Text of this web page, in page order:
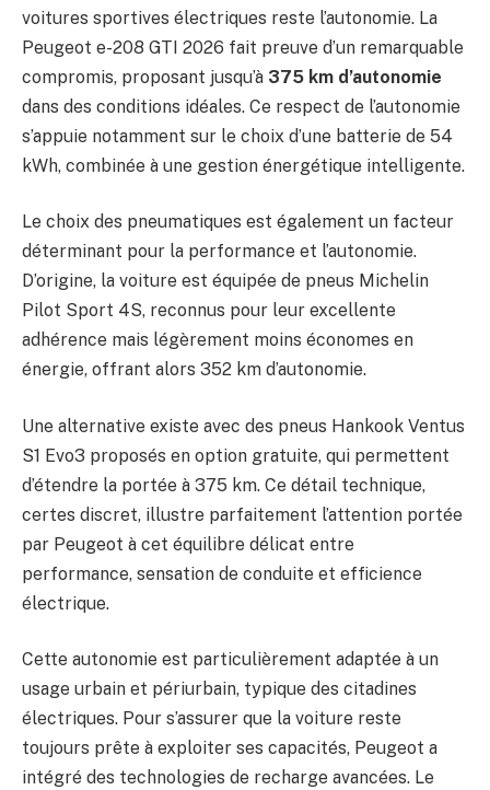
voitures sportives électriques reste l’autonomie. La
Peugeot e-208 GTI 2026 fait preuve d’un remarquable
compromis, proposant jusqu’à 375 km d’autonomie
dans des conditions idéales. Ce respect de l’autonomie
s’appuie notamment sur le choix d’une batterie de 54
kWh, combinée à une gestion énergétique intelligente.
Le choix des pneumatiques est également un facteur
déterminant pour la performance et l’autonomie.
D’origine, la voiture est équipée de pneus Michelin
Pilot Sport 4S, reconnus pour leur excellente
adhérence mais légèrement moins économes en
énergie, offrant alors 352 km d’autonomie.
Une alternative existe avec des pneus Hankook Ventus
S1 Evo3 proposés en option gratuite, qui permettent
d’étendre la portée à 375 km. Ce détail technique,
certes discret, illustre parfaitement l’attention portée
par Peugeot à cet équilibre délicat entre
performance, sensation de conduite et efficience
électrique.
Cette autonomie est particulièrement adaptée à un
usage urbain et périurbain, typique des citadines
électriques. Pour s’assurer que la voiture reste
toujours prête à exploiter ses capacités, Peugeot a
intégré des technologies de recharge avancées. Le